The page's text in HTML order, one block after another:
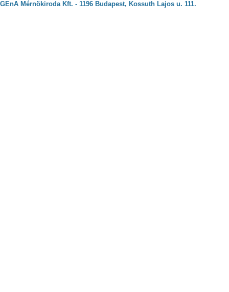
GEnA Mérnökiroda Kft. - 1196 Budapest, Kossuth Lajos u. 111.